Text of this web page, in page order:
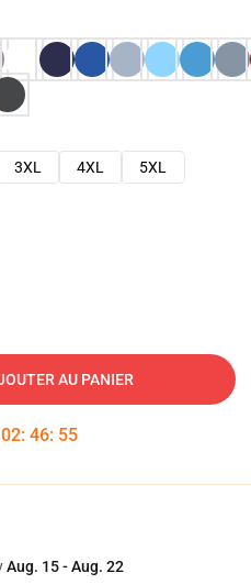
3XL 4XL
5XL
AU PANIER
02: 46: 54
Aug. 15 - Aug. 22